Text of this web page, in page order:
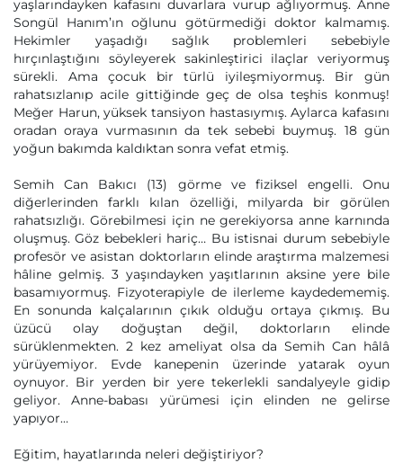
yaşlarındayken kafasını duvarlara vurup ağlıyormuş. Anne
Songül Hanım’ın oğlunu götürmediği doktor kalmamış.
Hekimler yaşadığı sağlık problemleri sebebiyle
hırçınlaştığını söyleyerek sakinleştirici ilaçlar veriyormuş
sürekli. Ama çocuk bir türlü iyileşmiyormuş. Bir gün
rahatsızlanıp acile gittiğinde geç de olsa teşhis konmuş!
Meğer Harun, yüksek tansiyon hastasıymış. Aylarca kafasını
oradan oraya vurmasının da tek sebebi buymuş. 18 gün
yoğun bakımda kaldıktan sonra vefat etmiş.
Semih Can Bakıcı (13) görme ve fiziksel engelli. Onu
diğerlerinden farklı kılan özelliği, milyarda bir görülen
rahatsızlığı. Görebilmesi için ne gerekiyorsa anne karnında
oluşmuş. Göz bebekleri hariç… Bu istisnai durum sebebiyle
profesör ve asistan doktorların elinde araştırma malzemesi
hâline gelmiş. 3 yaşındayken yaşıtlarının aksine yere bile
basamıyormuş. Fizyoterapiyle de ilerleme kaydedememiş.
En sonunda kalçalarının çıkık olduğu ortaya çıkmış. Bu
üzücü olay doğuştan değil, doktorların elinde
sürüklenmekten. 2 kez ameliyat olsa da Semih Can hâlâ
yürüyemiyor. Evde kanepenin üzerinde yatarak oyun
oynuyor. Bir yerden bir yere tekerlekli sandalyeyle gidip
geliyor. Anne-babası yürümesi için elinden ne gelirse
yapıyor…
Eğitim, hayatlarında neleri değiştiriyor?